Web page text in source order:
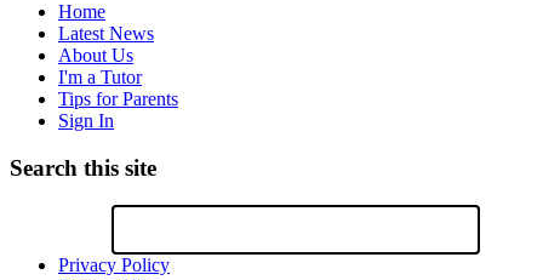
Home
Latest News
About Us
I'm a Tutor
Tips for Parents
Sign In
Search this site
Privacy Policy